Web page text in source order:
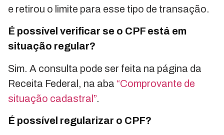
e retirou o limite para esse tipo de transação.
É possível verificar se o CPF está em
situação regular?
Sim. A consulta pode ser feita na página da
Receita Federal, na aba “Comprovante de
situação cadastral”.
É possível regularizar o CPF?